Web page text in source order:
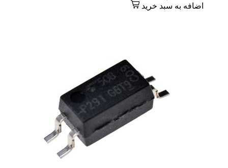
اضافه به سبد خرید